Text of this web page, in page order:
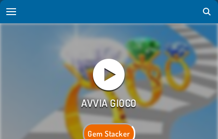
Gem Stacker